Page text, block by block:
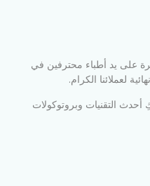
على يد أطباء محترفين في
لعملائنا الكرام.
التقنيات وبروتوكولات